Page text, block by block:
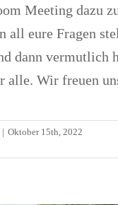
Meeting dazu
all eure Fragen
dann vermutlich
alle. Wir freuen
| Oktober 15th, 2022
Dapčevići